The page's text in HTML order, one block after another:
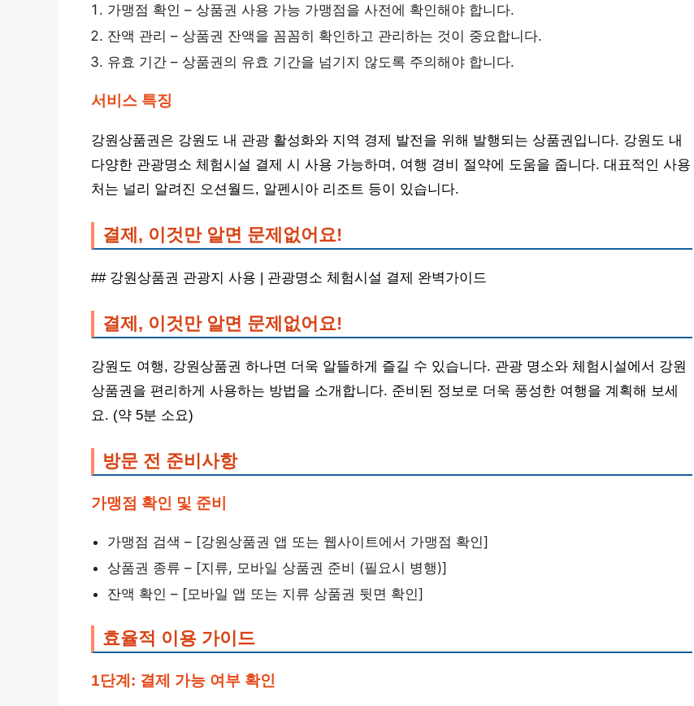
가맹점 확인 – 상품권 사용 가능 가맹점을 사전에 확인해야 합니다.
잔액 관리 – 상품권 잔액을 꼼꼼히 확인하고 관리하는 것이 중요합니다.
유효 기간 – 상품권의 유효 기간을 넘기지 않도록 주의해야 합니다.
서비스 특징
강원상품권은 강원도 내 관광 활성화와 지역 경제 발전을 위해 발행되는 상품권입니다. 강원도 내
다양한 관광명소 체험시설 결제 시 사용 가능하며, 여행 경비 절약에 도움을 줍니다. 대표적인 사용
처는 널리 알려진 오션월드, 알펜시아 리조트 등이 있습니다.
결제, 이것만 알면 문제없어요!
## 강원상품권 관광지 사용 | 관광명소 체험시설 결제 완벽가이드
결제, 이것만 알면 문제없어요!
강원도 여행, 강원상품권 하나면 더욱 알뜰하게 즐길 수 있습니다. 관광 명소와 체험시설에서 강원
상품권을 편리하게 사용하는 방법을 소개합니다. 준비된 정보로 더욱 풍성한 여행을 계획해 보세
요. (약 5분 소요)
방문 전 준비사항
가맹점 확인 및 준비
가맹점 검색 – [강원상품권 앱 또는 웹사이트에서 가맹점 확인]
상품권 종류 – [지류, 모바일 상품권 준비 (필요시 병행)]
잔액 확인 – [모바일 앱 또는 지류 상품권 뒷면 확인]
효율적 이용 가이드
1단계: 결제 가능 여부 확인